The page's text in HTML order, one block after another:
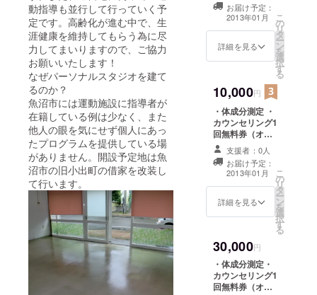
動指導も並行して行っていく予
定です。高齢化が進む中で、生
涯健康を維持してもらう為に尽
力してまいりますので、ご協力
お願いいたします！
なぜパーソナルスタジオを建て
るのか？
魚沼市には運動施設に指導者が
在籍している例は少なく、また
他人の眼を気にせず個人にあっ
たプログラムを提供している場
がありません。開設予定地は魚
沼市の旧小出町の借家を改装し
て行います。
ストレッチ1回体
験 ・魚沼産コシ
ヒカリ１０Ｋｇ
お届け予定：
2013年01月
詳細を見る
こ
の
リ
タ
ー
ン
を
選
択
す
る
10,000円
・体成分測定 ・
カウンセリング1
回無料券（オー
プンから3ヶ月以
内まで有効） ・
ストレッチ1回体
ヒカリ１０Ｋｇ
・地酒720ml1本
支援者：0人
お届け予定：
2013年01月
詳細を見る
こ
の
リ
タ
ー
ン
を
選
択
す
る
30,000円
・体成分測定・
カウンセリング1
回無料券（オー